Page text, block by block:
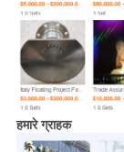
हमारे ग्राहक